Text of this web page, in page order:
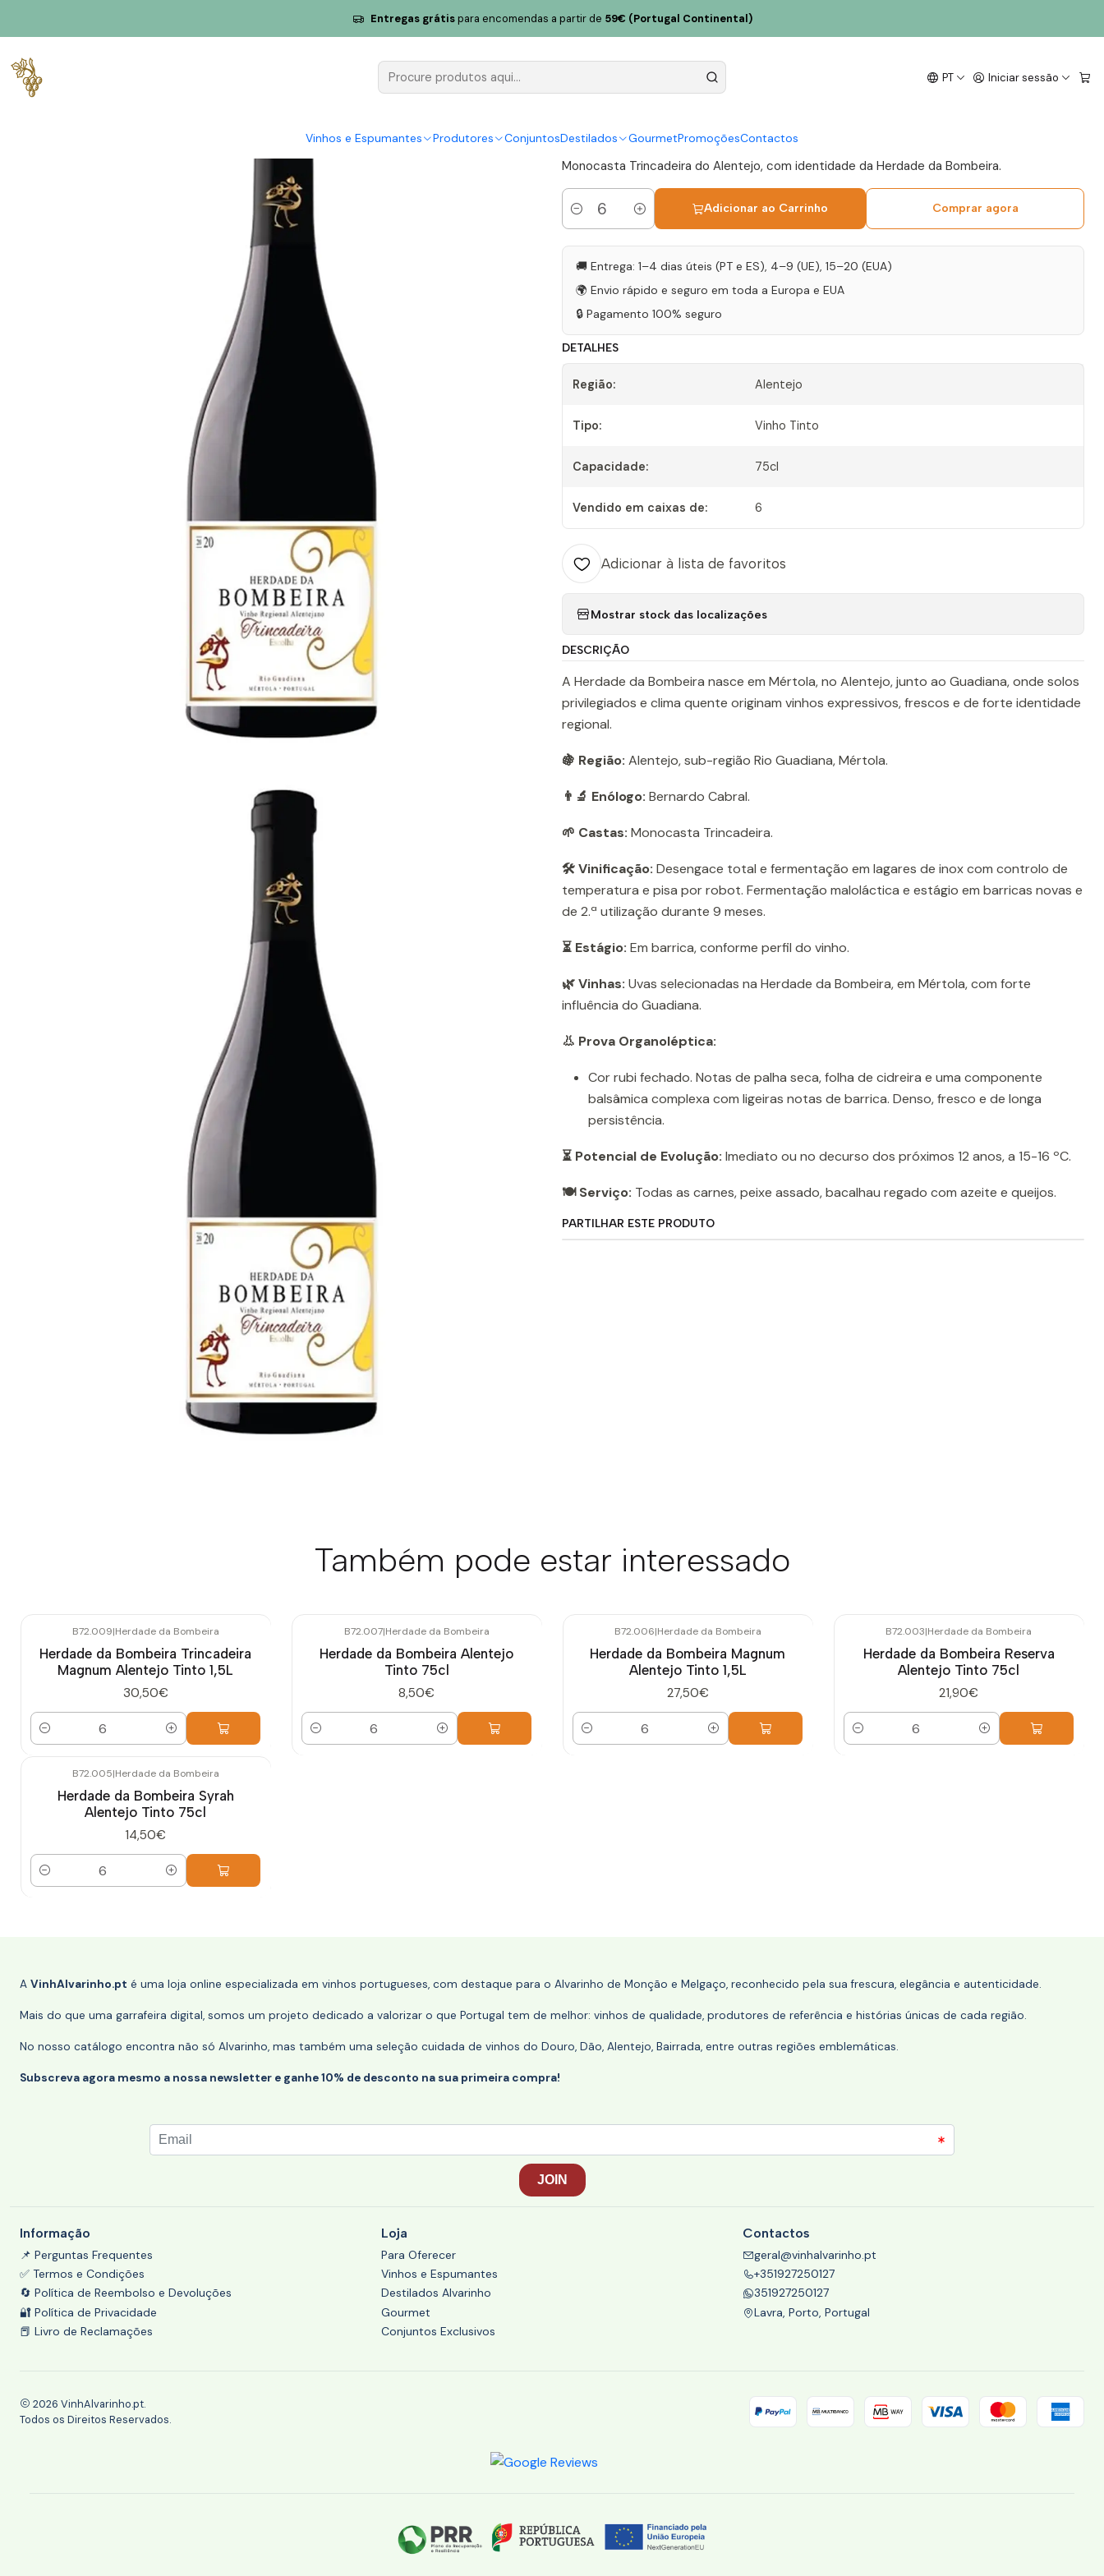
PT Iniciar sessão
Vinhos e Espumantes Produtores ConjuntosDestilados GourmetPromoçõesContactos
Entregas grátispara encomendas a partir de 59€ (Portugal Continental)
Herdade da Bombeira Trincadeira Alentejo Tinto 75cl
Herdade da Bombeira Trincadeira
|
Monocasta Trincadeira do Alentejo, com identidade da Herdade da Bombeira.
Quantidade
Adicionar ao Carrinho Comprar agora
🚚 Entrega: 1–4 dias úteis (PT e ES), 4–9 (UE), 15–20 (EUA)
🌍 Envio rápido e seguro em toda a Europa e EUA
🔒 Pagamento 100% seguro
DETALHES
Região: Alentejo
Tipo: Vinho Tinto
Capacidade: 75cl
Vendido em caixas de: 6
Adicionar à lista de favoritos
Mostrar stock das localizações
DESCRIÇÃO
A Herdade da Bombeira nasce em Mértola, no Alentejo, junto ao Guadiana, onde solos
privilegiados e clima quente originam vinhos expressivos, frescos e de forte identidade
regional.
🍇 Região: Alentejo, sub-região Rio Guadiana, Mértola.
👨‍🔬 Enólogo: Bernardo Cabral.
🌱 Castas: Monocasta Trincadeira.
🛠️ Vinificação: Desengace total e fermentação em lagares de inox com controlo de
temperatura e pisa por robot. Fermentação maloláctica e estágio em barricas novas e
de 2.ª utilização durante 9 meses.
⏳ Estágio: Em barrica, conforme perfil do vinho.
🌿 Vinhas: Uvas selecionadas na Herdade da Bombeira, em Mértola, com forte
influência do Guadiana.
👃 Prova Organoléptica:
Cor rubi fechado. Notas de palha seca, folha de cidreira e uma componente
balsâmica complexa com ligeiras notas de barrica. Denso, fresco e de longa
persistência.
⏳ Potencial de Evolução: Imediato ou no decurso dos próximos 12 anos, a 15-16 ºC.
🍽️ Serviço: Todas as carnes, peixe assado, bacalhau regado com azeite e queijos.
PARTILHAR ESTE PRODUTO
Também pode estar interessado
B72.009|Herdade da Bombeira
Herdade da Bombeira Trincadeira
Magnum Alentejo Tinto 1,5L
30,50€
Quantidade
B72.007|Herdade da Bombeira
Herdade da Bombeira Alentejo
Tinto 75cl
8,50€
Quantidade
B72.006|Herdade da Bombeira
Herdade da Bombeira Magnum
Alentejo Tinto 1,5L
27,50€
Quantidade
B72.003|Herdade da Bombeira
Herdade da Bombeira Reserva
Alentejo Tinto 75cl
21,90€
Quantidade
B72.005|Herdade da Bombeira
Herdade da Bombeira Syrah
Alentejo Tinto 75cl
14,50€
Quantidade
A VinhAlvarinho.pt é uma loja online especializada em vinhos portugueses, com destaque para o Alvarinho de Monção e Melgaço, reconhecido pela sua frescura, elegância e autenticidade.
Mais do que uma garrafeira digital, somos um projeto dedicado a valorizar o que Portugal tem de melhor: vinhos de qualidade, produtores de referência e histórias únicas de cada região.
No nosso catálogo encontra não só Alvarinho, mas também uma seleção cuidada de vinhos do Douro, Dão, Alentejo, Bairrada, entre outras regiões emblemáticas.
Subscreva agora mesmo a nossa newsletter e ganhe 10% de desconto na sua primeira compra!
Informação
📌 Perguntas Frequentes
✅ Termos e Condições
🔄 Política de Reembolso e Devoluções
🔐 Política de Privacidade
📕 Livro de Reclamações
Loja
Para Oferecer
Vinhos e Espumantes
Destilados Alvarinho
Gourmet
Conjuntos Exclusivos
Contactos
geral@vinhalvarinho.pt
+351927250127
351927250127
Lavra, Porto, Portugal
2026 VinhAlvarinho.pt.
Todos os Direitos Reservados.